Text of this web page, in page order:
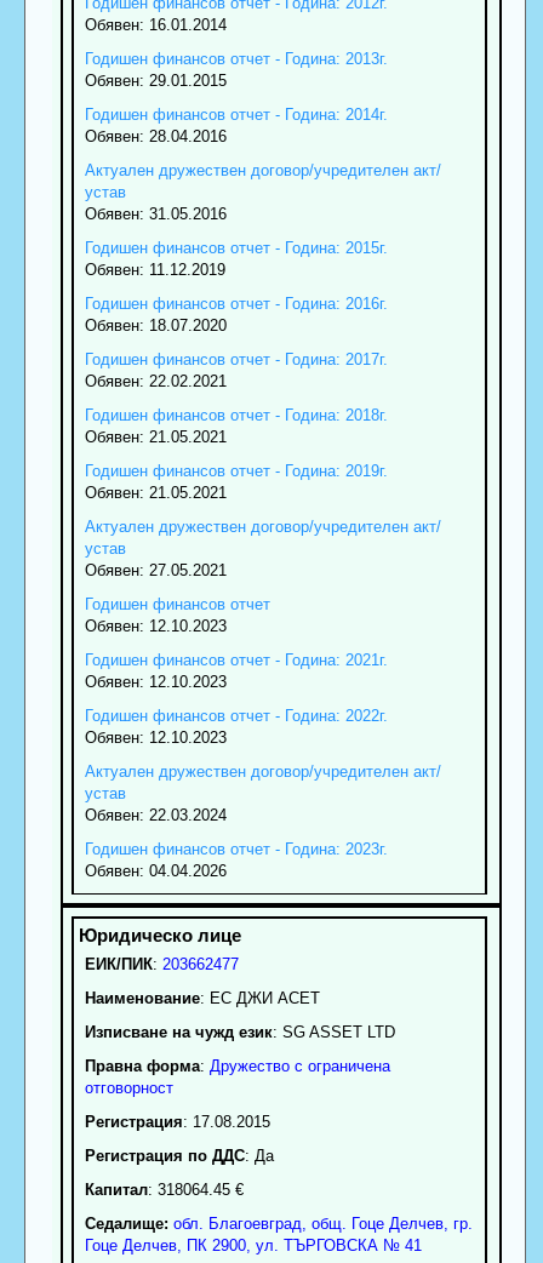
Обявен: 16.01.2014
Годишен финансов отчет - Година: 2013г.
Обявен: 29.01.2015
Годишен финансов отчет - Година: 2014г.
Обявен: 28.04.2016
Актуален дружествен договор/учредителен акт/
устав
Обявен: 31.05.2016
Годишен финансов отчет - Година: 2015г.
Обявен: 11.12.2019
Годишен финансов отчет - Година: 2016г.
Обявен: 18.07.2020
Годишен финансов отчет - Година: 2017г.
Обявен: 22.02.2021
Годишен финансов отчет - Година: 2018г.
Обявен: 21.05.2021
Годишен финансов отчет - Година: 2019г.
Обявен: 21.05.2021
Актуален дружествен договор/учредителен акт/
устав
Обявен: 27.05.2021
Годишен финансов отчет
Обявен: 12.10.2023
Годишен финансов отчет - Година: 2021г.
Обявен: 12.10.2023
Годишен финансов отчет - Година: 2022г.
Обявен: 12.10.2023
Актуален дружествен договор/учредителен акт/
устав
Обявен: 22.03.2024
Годишен финансов отчет - Година: 2023г.
Обявен: 04.04.2026
ЕИК/ПИК: 203662477
Наименование: ЕС ДЖИ АСЕТ
Изписване на чужд език: SG ASSET LTD
Правна форма: Дружество с ограничена
отговорност
Регистрация: 17.08.2015
Регистрация по ДДС: Да
Капитал: 318064.45 €
Седалище: обл. Благоевград, общ. Гоце Делчев, гр.
Гоце Делчев, ПК 2900, ул. ТЪРГОВСКА № 41